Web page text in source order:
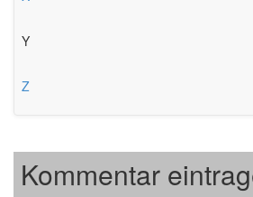
Y
Z
Kommentar